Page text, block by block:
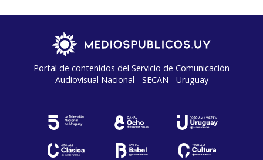
Portal de contenidos del Servicio de Comunicación
Audiovisual Nacional - SECAN - Uruguay